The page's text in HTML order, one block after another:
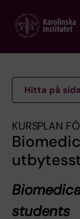
main
Hitta på
KURSPLAN
students